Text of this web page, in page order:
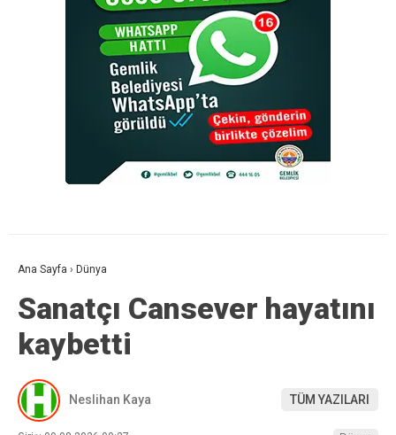
Ana Sayfa › Dünya
Sanatçı Cansever hayatını
kaybetti
Neslihan Kaya TÜM YAZILARI